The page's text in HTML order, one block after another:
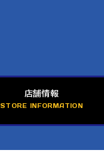
店舗情報
STORE INFORMATION